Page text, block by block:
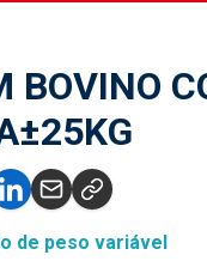
BOVINO
de peso variável